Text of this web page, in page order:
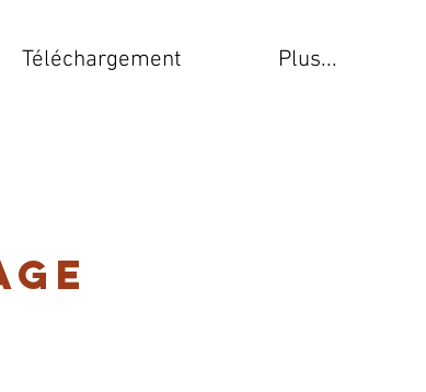
Téléchargement Plus...